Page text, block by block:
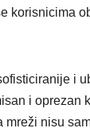
korisnicima
i
i oprezan
nisu